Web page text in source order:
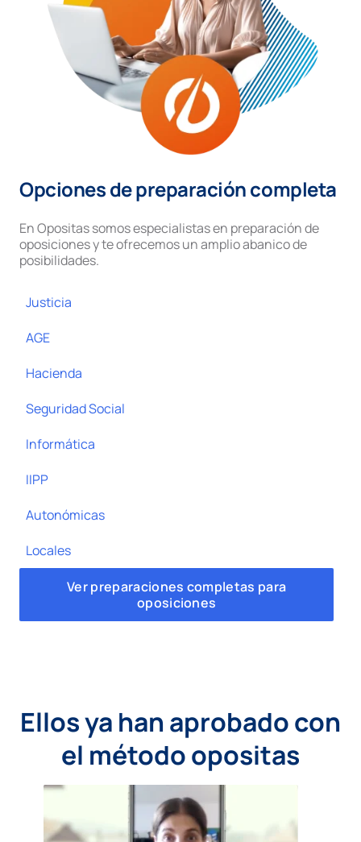
Opciones de preparación completa
En Opositas somos especialistas en preparación de
oposiciones y te ofrecemos un amplio abanico de
posibilidades.
Justicia
AGE
Hacienda
Seguridad Social
Informática
IIPP
Autonómicas
Locales
Ver preparaciones completas para
oposiciones
Ellos ya han aprobado con
el método opositas